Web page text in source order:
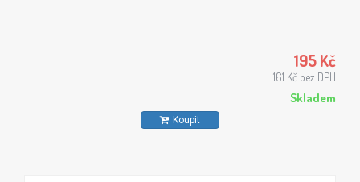
195 Kč
161 Kč bez DPH
Skladem
Koupit